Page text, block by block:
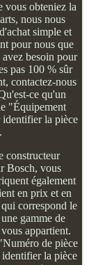
vous obteniez la
nous nous
simple et
pour nous que
besoin pour
pas 100 % sûr
contactez-nous
ce qu'un
"Équipement
la pièce
constructeur
Bosch, vous
également
en prix et en
correspond le
gamme de
appartient.
de pièce
la pièce